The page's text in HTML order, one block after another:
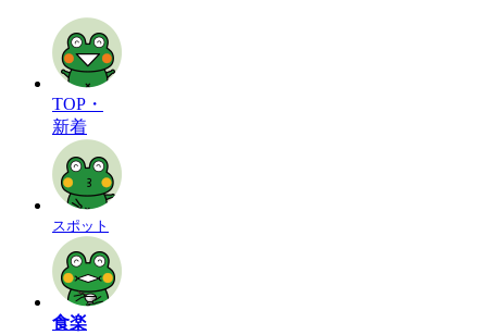
TOP・
新着
スポット
食楽